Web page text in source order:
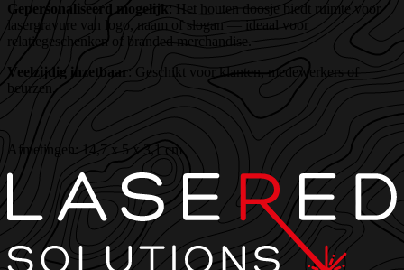
Gepersonaliseerd mogelijk: Het houten doosje biedt ruimte voor
lasergravure van logo, naam of slogan — ideaal voor
relatiegeschenken of branded merchandise.
Veelzijdig inzetbaar : Geschikt voor klanten, medewerkers of
beurzen.
Afmetingen: 14,7 x 5 x 3,1 cm